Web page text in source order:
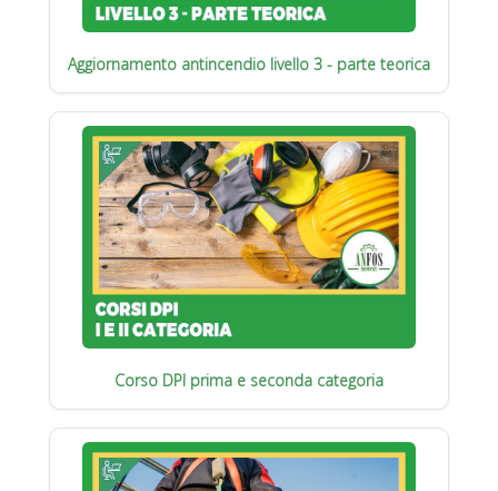
Aggiornamento antincendio livello 3 - parte teorica
Corso DPI prima e seconda categoria